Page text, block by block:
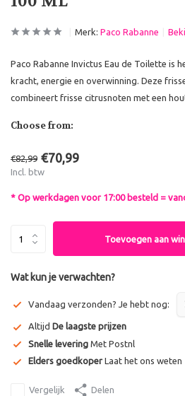
Merk: Paco Rabanne
Paco Rabanne Invictus Eau de Toilette is
kracht, energie en overwinning. Deze
combineert frisse citrusnoten met een
Choose from:
€82,99 €70,99
Incl. btw
* Op werkdagen voor 17:00 besteld =
Toevoegen aan
Wat kun je verwachten?
Vandaag verzonden? Je hebt nog:
Altijd De laagste prijzen
Snelle levering Met Postnl
Elders goedkoper Laat het ons weten
Vergelijk Delen